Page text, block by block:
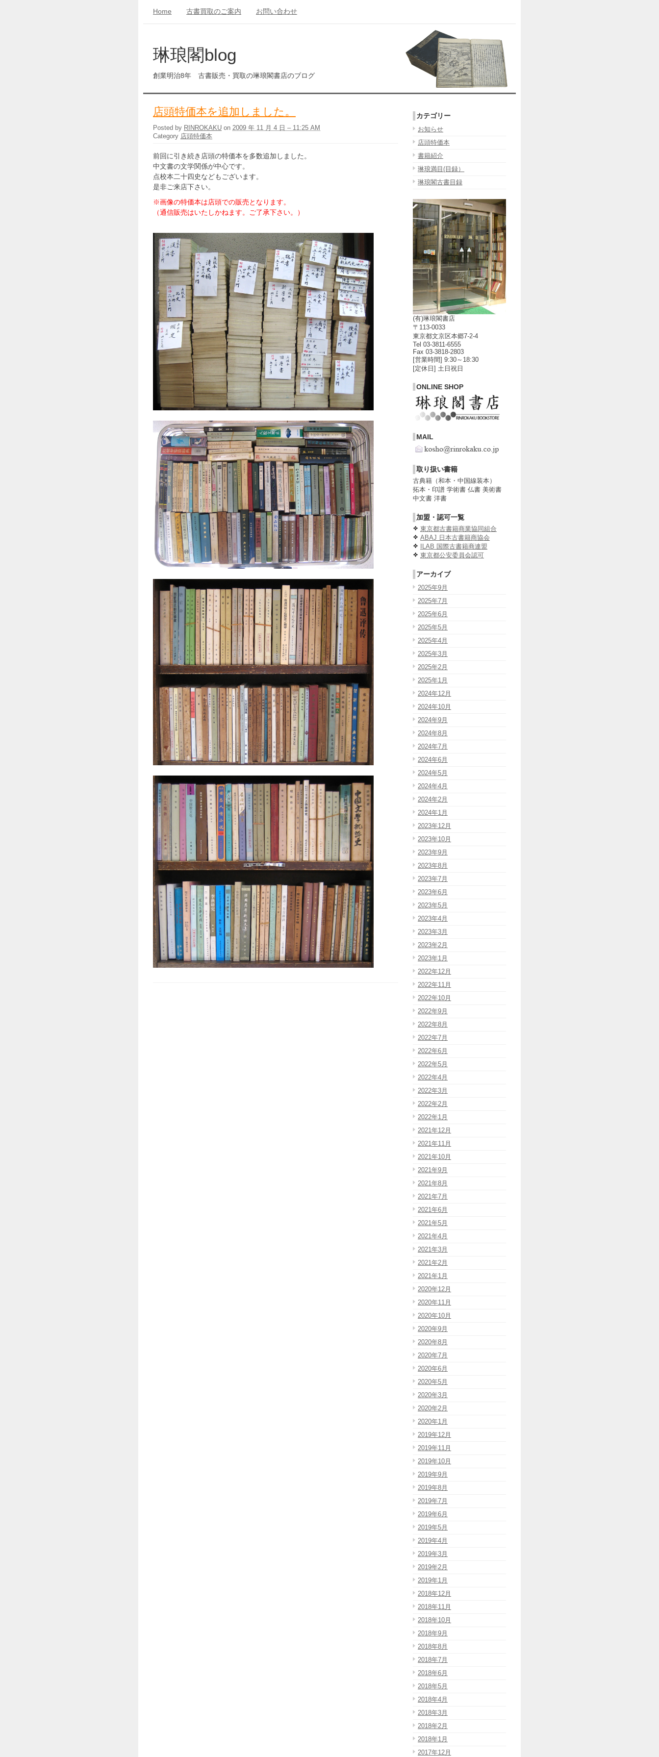
Home 古書買取のご案内 お問い合わせ
琳琅閣blog
創業明治8年 古書販売・買取の琳琅閣書店のブログ
店頭特価本を追加しました。
Posted by RINROKAKU on 2009 年 11 月 4 日 – 11:25 AM
Category 店頭特価本
前回に引き続き店頭の特価本を多数追加しました。
中文書の文学関係が中心です。
点校本二十四史などもございます。
是非ご来店下さい。
※画像の特価本は店頭での販売となります。
（通信販売はいたしかねます。ご了承下さい。）
カテゴリー
お知らせ
店頭特価本
書籍紹介
琳琅満目(目録）
琳琅閣古書目録
(有)琳琅閣書店
〒113-0033
東京都文京区本郷7-2-4
Tel 03-3811-6555
Fax 03-3818-2803
[営業時間] 9:30～18:30
[定休日] 土日祝日
ONLINE SHOP
MAIL
取り扱い書籍
古典籍（和本・中国線装本）
拓本・印譜 学術書 仏書 美術書
中文書 洋書
加盟・認可一覧
東京都古書籍商業協同組合
ABAJ 日本古書籍商協会
ILAB 国際古書籍商連盟
東京都公安委員会認可
アーカイブ
2025年9月
2025年7月
2025年6月
2025年5月
2025年4月
2025年3月
2025年2月
2025年1月
2024年12月
2024年10月
2024年9月
2024年8月
2024年7月
2024年6月
2024年5月
2024年4月
2024年2月
2024年1月
2023年12月
2023年10月
2023年9月
2023年8月
2023年7月
2023年6月
2023年5月
2023年4月
2023年3月
2023年2月
2023年1月
2022年12月
2022年11月
2022年10月
2022年9月
2022年8月
2022年7月
2022年6月
2022年5月
2022年4月
2022年3月
2022年2月
2022年1月
2021年12月
2021年11月
2021年10月
2021年9月
2021年8月
2021年7月
2021年6月
2021年5月
2021年4月
2021年3月
2021年2月
2021年1月
2020年12月
2020年11月
2020年10月
2020年9月
2020年8月
2020年7月
2020年6月
2020年5月
2020年3月
2020年2月
2020年1月
2019年12月
2019年11月
2019年10月
2019年9月
2019年8月
2019年7月
2019年6月
2019年5月
2019年4月
2019年3月
2019年2月
2019年1月
2018年12月
2018年11月
2018年10月
2018年9月
2018年8月
2018年7月
2018年6月
2018年5月
2018年4月
2018年3月
2018年2月
2018年1月
2017年12月